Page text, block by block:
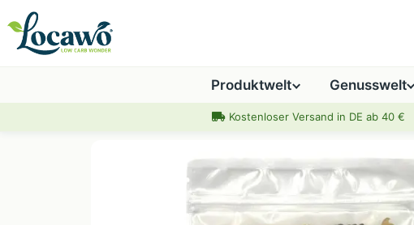
Produktwelt Genusswelt
Kostenloser Versand in DE ab 40 €